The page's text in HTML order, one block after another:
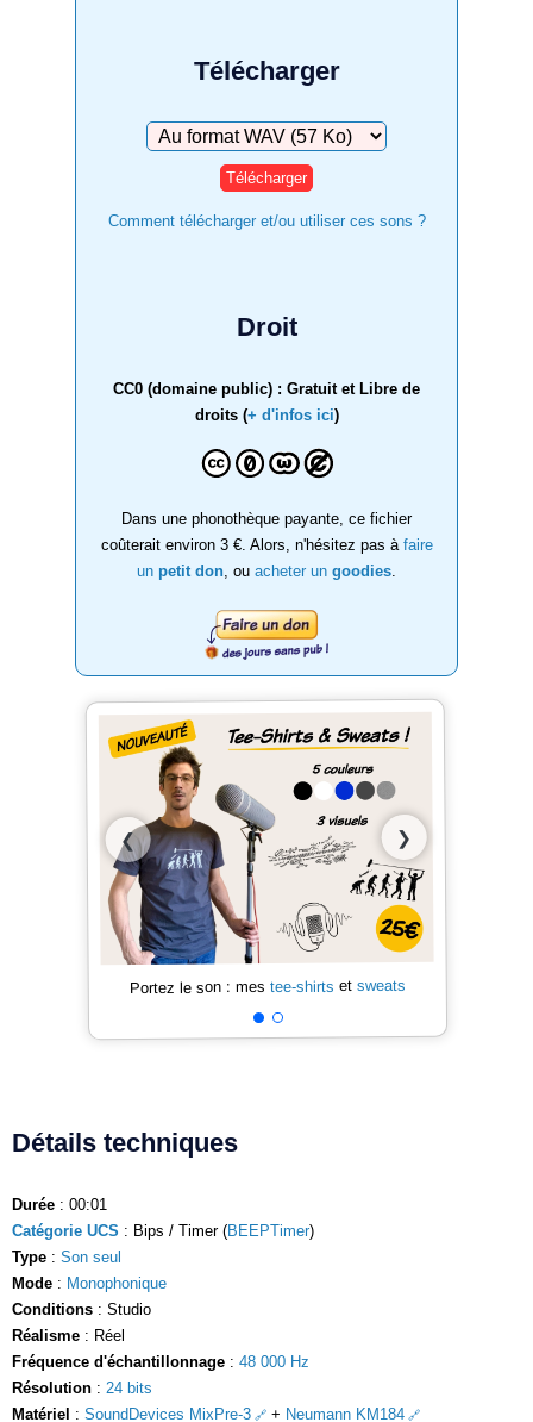
Télécharger
Télécharger
Comment télécharger et/ou utiliser ces sons ?
Droit
CC0 (domaine public) : Gratuit et Libre de
droits (+ d'infos ici)
Dans une phonothèque payante, ce fichier
coûterait environ 3 €. Alors, n'hésitez pas à faire
un petit don , ou acheter un goodies
❮ ❯
Portez le son : mes tee-shirts et sweats
Détails techniques
Durée : 00:01
Catégorie UCS : Bips / Timer (BEEPTimer)
Type : Son seul
Mode : Monophonique
Conditions : Studio
Réalisme : Réel
Fréquence d'échantillonnage : 48 000 Hz
Résolution : 24 bits
Matériel : SoundDevices MixPre-3 + Neumann KM184